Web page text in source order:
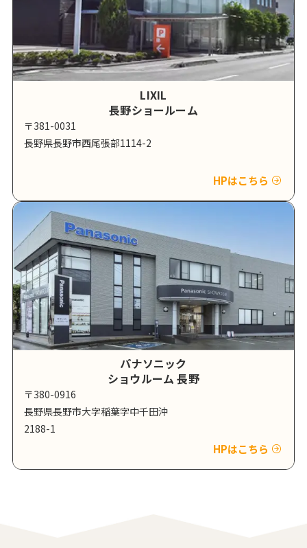
LIXIL
長野ショールーム
〒381-0031
長野県長野市西尾張部1114-2
HPはこちら
パナソニック
ショウルーム 長野
〒380-0916
長野県長野市大字稲葉字中千田沖
2188-1
HPはこちら